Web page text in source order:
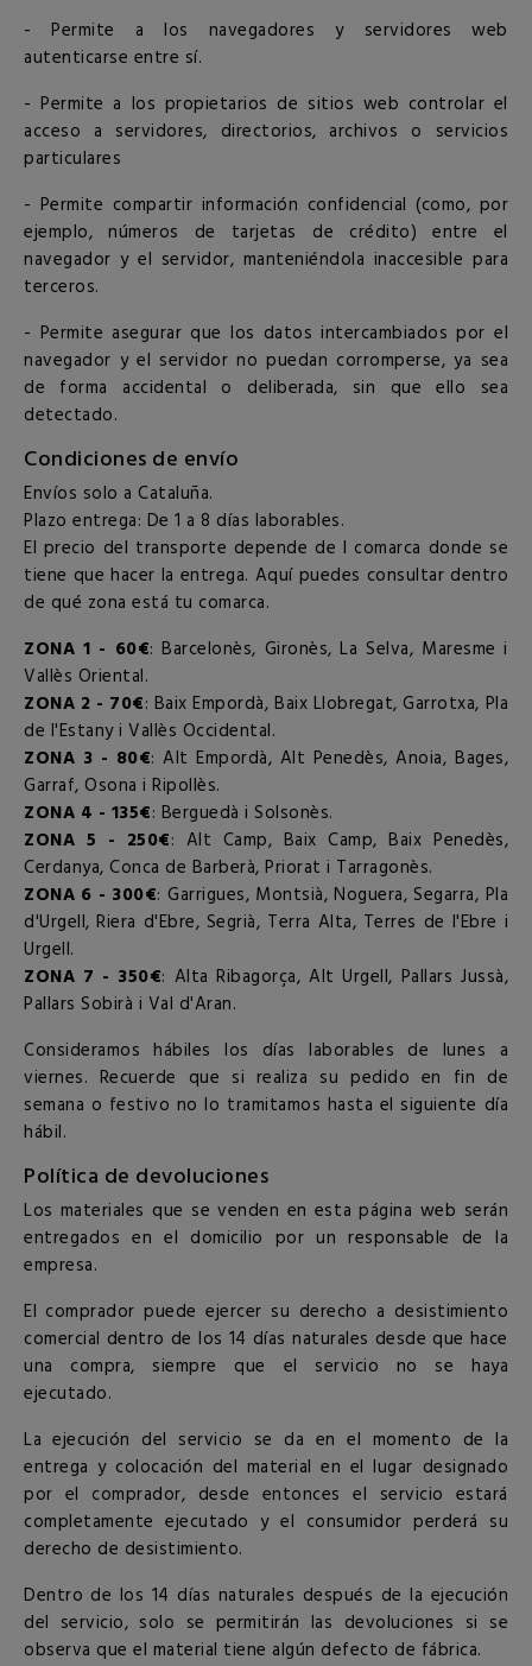
- Permite a los navegadores y servidores web
autenticarse entre sí.
- Permite a los propietarios de sitios web controlar el
acceso a servidores, directorios, archivos o servicios
particulares
- Permite compartir información confidencial (como, por
ejemplo, números de tarjetas de crédito) entre el
navegador y el servidor, manteniéndola inaccesible para
terceros.
- Permite asegurar que los datos intercambiados por el
navegador y el servidor no puedan corromperse, ya sea
de forma accidental o deliberada, sin que ello sea
detectado.
Condiciones de envío
Envíos solo a Cataluña.
Plazo entrega: De 1 a 8 días laborables.
El precio del transporte depende de l comarca donde se
tiene que hacer la entrega. Aquí puedes consultar dentro
de qué zona está tu comarca.
ZONA 1 - 60€: Barcelonès, Gironès, La Selva, Maresme i
Vallès Oriental.
ZONA 2 - 70€: Baix Empordà, Baix Llobregat, Garrotxa, Pla
de l'Estany i Vallès Occidental.
ZONA 3 - 80€: Alt Empordà, Alt Penedès, Anoia, Bages,
Garraf, Osona i Ripollès.
ZONA 4 - 135€: Berguedà i Solsonès.
ZONA 5 - 250€: Alt Camp, Baix Camp, Baix Penedès,
Cerdanya, Conca de Barberà, Priorat i Tarragonès.
ZONA 6 - 300€: Garrigues, Montsià, Noguera, Segarra, Pla
d'Urgell, Riera d'Ebre, Segrià, Terra Alta, Terres de l'Ebre i
Urgell.
ZONA 7 - 350€: Alta Ribagorça, Alt Urgell, Pallars Jussà,
Pallars Sobirà i Val d'Aran.
Consideramos hábiles los días laborables de lunes a
viernes. Recuerde que si realiza su pedido en fin de
semana o festivo no lo tramitamos hasta el siguiente día
hábil.
Política de devoluciones
Los materiales que se venden en esta página web serán
entregados en el domicilio por un responsable de la
empresa.
El comprador puede ejercer su derecho a desistimiento
comercial dentro de los 14 días naturales desde que hace
una compra, siempre que el servicio no se haya
ejecutado.
La ejecución del servicio se da en el momento de la
entrega y colocación del material en el lugar designado
por el comprador, desde entonces el servicio estará
completamente ejecutado y el consumidor perderá su
derecho de desistimiento.
Dentro de los 14 días naturales después de la ejecución
del servicio, solo se permitirán las devoluciones si se
observa que el material tiene algún defecto de fábrica.